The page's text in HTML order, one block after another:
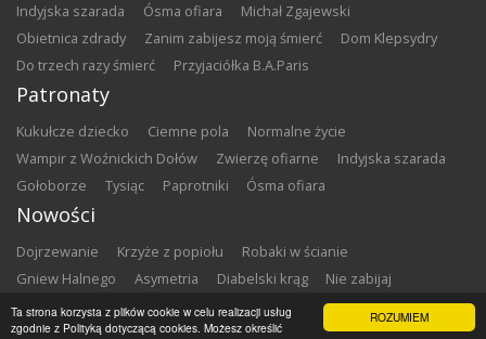
ROZUMIEM
Ta strona korzysta z plików cookie w celu realizacji usług
zgodnie z Polityką dotyczącą cookies. Możesz określić
Indyjska szarada Ósma ofiara
Michał Zgajewski
Obietnica zdrady
Zanim zabijesz moją śmierć
Dom Klepsydry
Do trzech razy śmierć
Przyjaciółka B.A.Paris
Patronaty
Kukułcze dziecko Ciemne pola
Normalne życie
Wampir z Woźnickich Dołów
Zwierzę ofiarne
Indyjska szarada
Gołoborze
Tysiąc Paprotniki Ósma ofiara
Nowości
Dojrzewanie Krzyże z popiołu
Robaki w ścianie
Gniew Halnego
Asymetria Diabelski krąg
Nie zabijaj
Dowody zbrodni
Zemsta Matki chrzestne